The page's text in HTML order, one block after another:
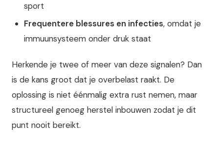
sport
Frequentere blessures en infecties, omdat je
immuunsysteem onder druk staat
Herkende je twee of meer van deze signalen? Dan
is de kans groot dat je overbelast raakt. De
oplossing is niet éénmalig extra rust nemen, maar
structureel genoeg herstel inbouwen zodat je dit
punt nooit bereikt.